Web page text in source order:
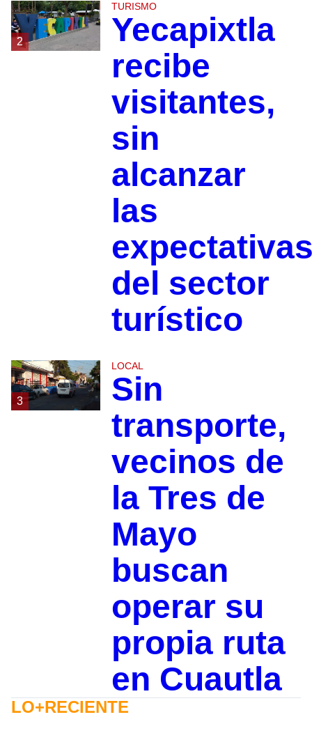
2
TURISMO
Yecapixtla
recibe
visitantes,
sin
alcanzar
las
del sector
turístico
3
LOCAL
Sin
transporte,
vecinos de
la Tres de
Mayo
buscan
operar su
propia ruta
en Cuautla
LO+RECIENTE